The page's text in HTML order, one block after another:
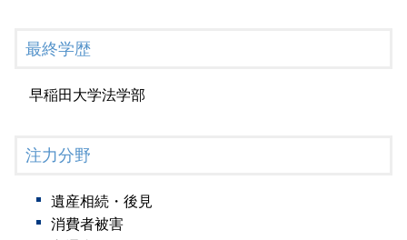
最終学歴
早稲田大学法学部
注力分野
遺産相続・後見
消費者被害